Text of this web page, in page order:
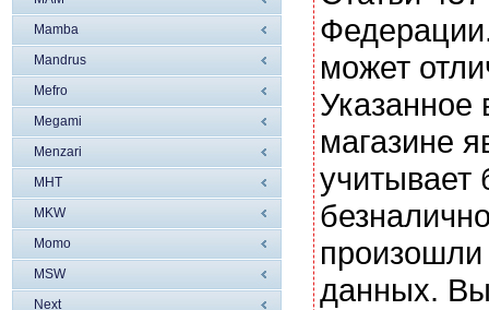
Mamba
Mandrus
Mefro
Megami
Menzari
MHT
MKW
Momo
MSW
Next
может
магазине
учитывает
данных. Вы